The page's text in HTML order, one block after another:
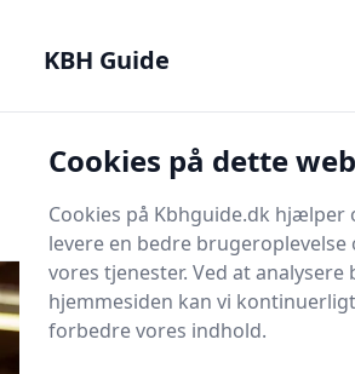
KBH Guide
Start søgning
KBH Guide
Cookies på dette
Cookies på Kbhguide.dk hjælper
levere en bedre
vores tjenester. Ved at analysere
hjemmesiden kan vi
forbedre vores indhold.